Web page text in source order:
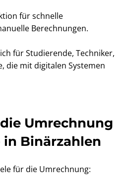
für schnelle
Berechnungen.
für Studierende, Techniker,
die mit digitalen Systemen
Umrechnung
Binärzahlen
für die Umrechnung: